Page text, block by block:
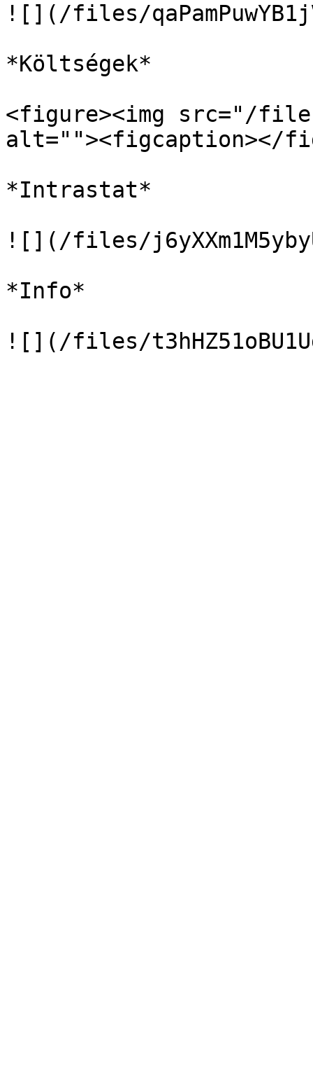
![](/files/
*Költségek*
<figure><img src="/
alt=""><figcaption></
*Intrastat*
![](/files/
*Info*